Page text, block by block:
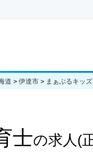
道 > 伊達市 > まぁぶるキッズ
士の求人 (